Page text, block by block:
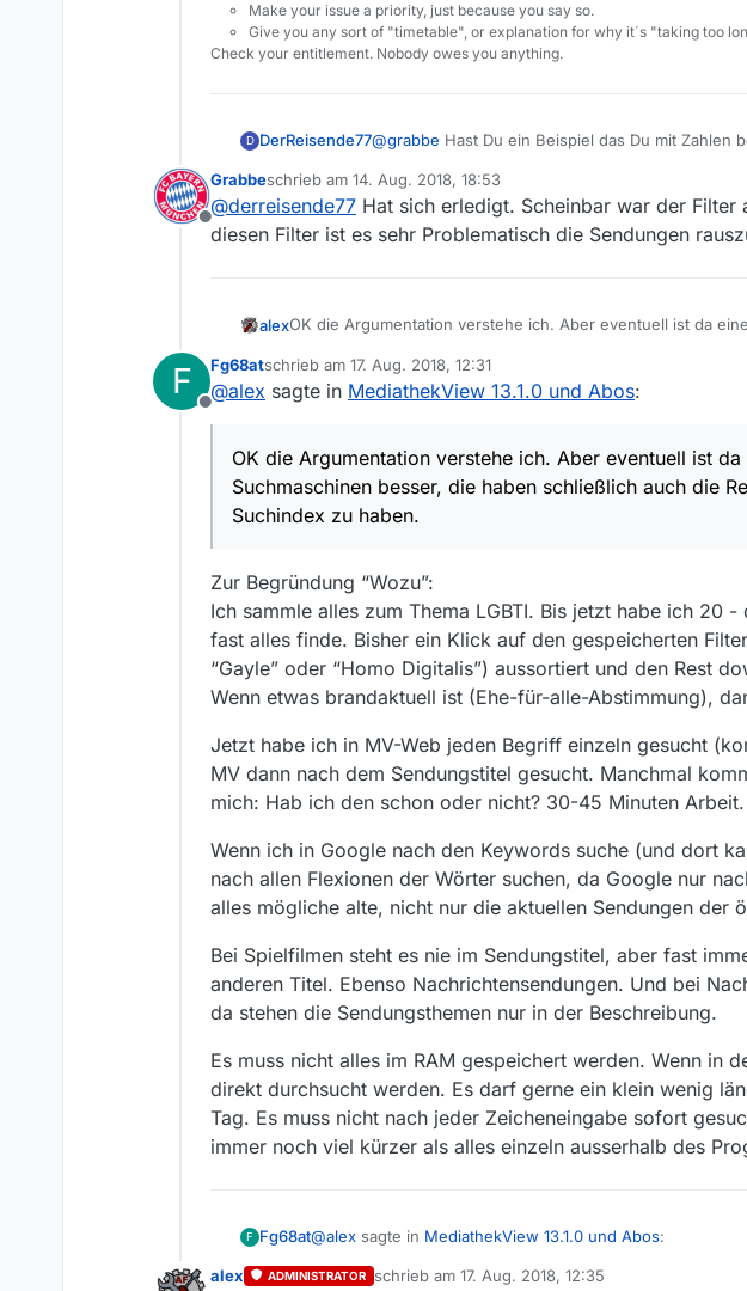
Make your issue a priority, just because you say so.
Give you any sort of "timetable", or explanation for why it´s "taking too
Check your entitlement. Nobody owes you anything.
D DerReisende77@grabbe Hast Du ein Beispiel das Du mit Zahlen
Offline
Grabbeschrieb am 14. Aug. 2018, 18:53
zuletzt editiert von
@derreisende77 Hat sich erledigt. Scheinbar war der
diesen Filter ist es sehr Problematisch die Sendungen
alexOK die Argumentation verstehe ich. Aber eventuell ist da
versucht haben wir vermutlich einen Ram verbrauch von
Also ich werde mal mit Christian sprechen in wie weit da
auch über MVW oder über eine andere Art.
F
Offline
Fg68atschrieb am 17. Aug. 2018, 12:31
zuletzt editiert von
@alex sagte in MediathekView 13.1.0 und Abos:
OK die Argumentation verstehe ich. Aber eventuell ist
Suchmaschinen besser, die haben schließlich auch die
Suchindex zu haben.
Zur Begründung “Wozu”:
Ich sammle alles zum Thema LGBTI. Bis jetzt habe ich 20
fast alles finde. Bisher ein Klick auf den gespeicherten
“Gayle” oder “Homo Digitalis”) aussortiert und den Rest
Wenn etwas brandaktuell ist (Ehe-für-alle-Abstimmung),
Jetzt habe ich in MV-Web jeden Begriff einzeln gesucht
MV dann nach dem Sendungstitel gesucht. Manchmal
mich: Hab ich den schon oder nicht? 30-45 Minuten Arbeit.
Wenn ich in Google nach den Keywords suche (und dort
nach allen Flexionen der Wörter suchen, da Google nur
alles mögliche alte, nicht nur die aktuellen Sendungen der
Bei Spielfilmen steht es nie im Sendungstitel, aber fast
anderen Titel. Ebenso Nachrichtensendungen. Und bei
da stehen die Sendungsthemen nur in der Beschreibung.
Es muss nicht alles im RAM gespeichert werden. Wenn in
direkt durchsucht werden. Es darf gerne ein klein wenig
Tag. Es muss nicht nach jeder Zeicheneingabe sofort
immer noch viel kürzer als alles einzeln ausserhalb des
F Fg68at@alex sagte in MediathekView 13.1.0 und Abos:
alex ADMINISTRATOR schrieb am 17. Aug. 2018, 12:35
zuletzt editiert von